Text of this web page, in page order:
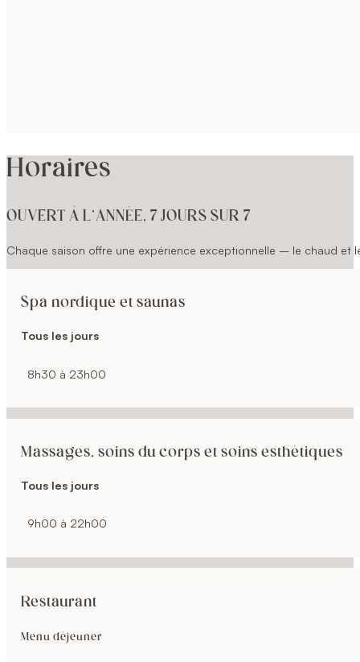
Horaires
OUVERT À L’ANNÉE, 7 JOURS SUR 7
Chaque saison offre une expérience exceptionnelle – le chaud et
Spa nordique et saunas
Tous les jours
8h30 à 23h00
Massages, soins du corps et soins esthétiques
Tous les jours
9h00 à 22h00
Restaurant
Menu déjeuner